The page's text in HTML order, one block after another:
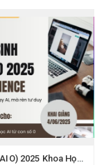
In - One (AIO) 2025 Khoa Học Dữ Liệu Và Trí Tuệ Nhân Tạo Mới Nhất